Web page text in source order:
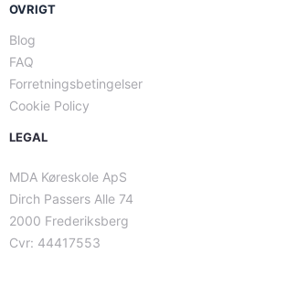
OVRIGT
Blog
FAQ
Forretningsbetingelser
Cookie Policy
LEGAL
MDA Køreskole ApS
Dirch Passers Alle 74
2000 Frederiksberg
Cvr: 44417553